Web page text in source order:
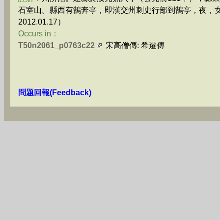
石室山。縣西有鵠奔亭，即漢交州刺史行部到鵠亭，夜，
2012.01.17）
Occurs in：
T50n2061_p0763c22
宋高僧傳: 希遷傳
問題回報(Feedback)